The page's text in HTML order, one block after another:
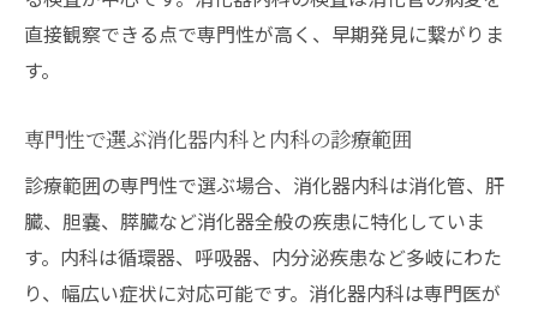
直接観察できる点で専門性が高く、早期発見に繋がりま
す。
専門性で選ぶ消化器内科と内科の診療範囲
診療範囲の専門性で選ぶ場合、消化器内科は消化管、肝
臓、胆嚢、膵臓など消化器全般の疾患に特化していま
す。内科は循環器、呼吸器、内分泌疾患など多岐にわた
り、幅広い症状に対応可能です。消化器内科は専門医が